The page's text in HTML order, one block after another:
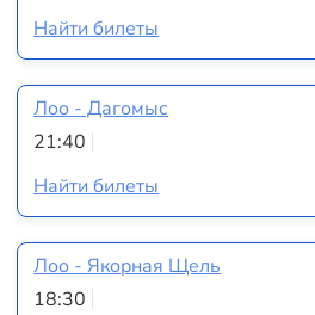
Найти билеты
Лоо - Дагомыс
21:40
Найти билеты
Лоо - Якорная Щель
18:30